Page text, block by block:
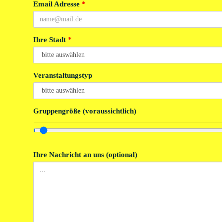
Email Adresse*
Ihre Stadt*
Veranstaltungstyp
Gruppengröße (voraussichtlich)
Ihre Nachricht an uns (optional)